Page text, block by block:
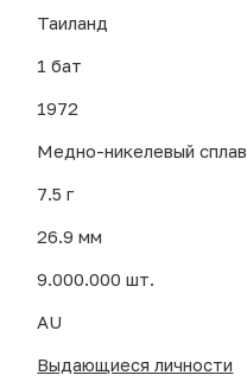
Таиланд
1 бат
1972
Медно-никелевый сплав
7.5 г
26.9 мм
9.000.000 шт.
AU
Выдающиеся личности